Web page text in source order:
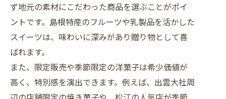
び方
女子が選ぶ島根発おしゃれ洋菓子の魅
力
洋菓子好き必見！注目ランキングで選ぶ逸
品
洋菓子好きに人気のランキング注目ポ
ず地元の素材にこだわった商品を選ぶことがポイ
ントです。島根特産のフルーツや乳製品を活かした
スイーツは、味わいに深みがあり贈り物として喜
ばれます。
また、限定販売や季節限定の洋菓子は希少価値が
高く、特別感を演出できます。例えば、出雲大社周